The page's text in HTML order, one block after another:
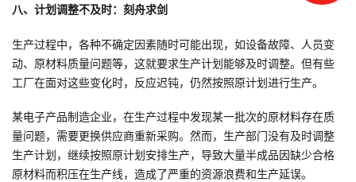
八、计划调整不及时：刻舟求剑
生产过程中，各种不确定因素随时可能出现，如设备故障、人员变
动、原材料质量问题等，这就要求生产计划能够及时调整。但有些
工厂在面对这些变化时，反应迟钝，仍然按照原计划进行生产。
某电子产品制造企业，在生产过程中发现某一批次的原材料存在质
量问题，需要更换供应商重新采购。然而，生产部门没有及时调整
生产计划，继续按照原计划安排生产，导致大量半成品因缺少合格
原材料而积压在生产线，造成了严重的资源浪费和生产延误。